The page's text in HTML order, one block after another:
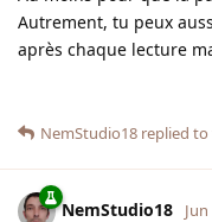
Autrement, tu peux
après chaque lecture
NemStudio18 replied to
NemStudio18